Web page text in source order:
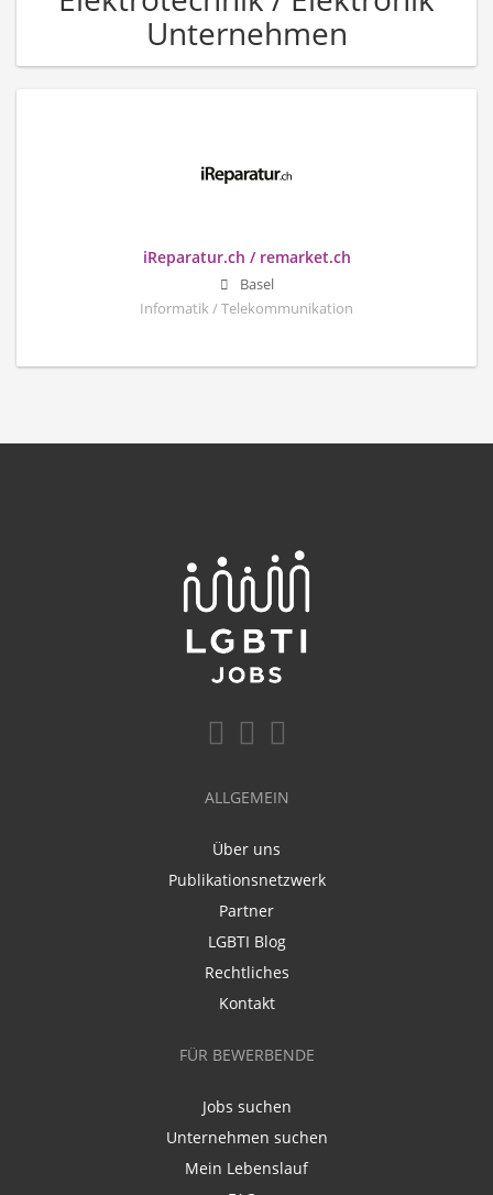
Unternehmen
iReparatur.ch / remarket.ch
Basel
Informatik / Telekommunikation
ALLGEMEIN
Über uns
Publikationsnetzwerk
Partner
LGBTI Blog
Rechtliches
Kontakt
FÜR BEWERBENDE
Jobs suchen
Unternehmen suchen
Mein Lebenslauf